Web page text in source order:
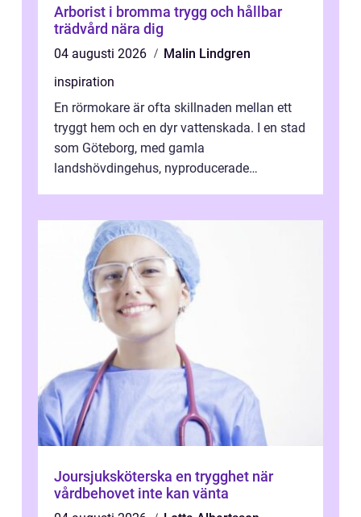
Arborist i bromma trygg och hållbar
trädvård nära dig
04 augusti 2026
Malin Lindgren
inspiration
En rörmokare är ofta skillnaden mellan ett
tryggt hem och en dyr vattenskada. I en stad
som Göteborg, med gamla
landshövdingehus, nyproducerade
Joursjuksköterska en trygghet när
vårdbehovet inte kan vänta